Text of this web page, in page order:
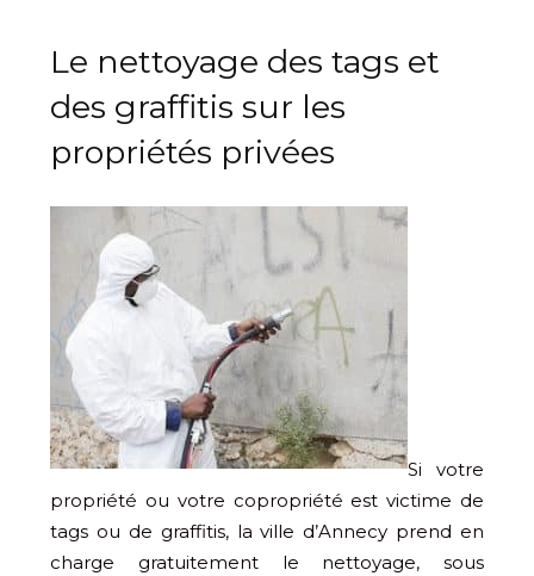
Le nettoyage des tags et
des graffitis sur les
propriétés privées
Si votre
propriété ou votre copropriété est victime de
tags ou de graffitis, la ville d’Annecy prend en
charge gratuitement le nettoyage, sous